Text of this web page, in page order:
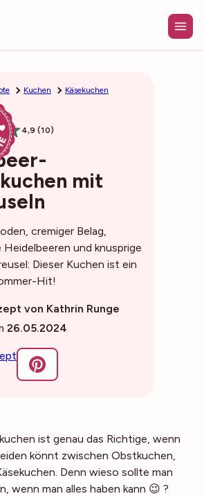
Kuchen Käsekuchen
4,9 (10)
mit
cremiger Belag,
und knusprige
Dieser Kuchen ist ein
Hit!
von Kathrin Runge
26.05.2024
ist genau das Richtige, wenn
könnt zwischen Obstkuchen,
Denn wieso sollte man
wenn man alles haben kann 😉 ?